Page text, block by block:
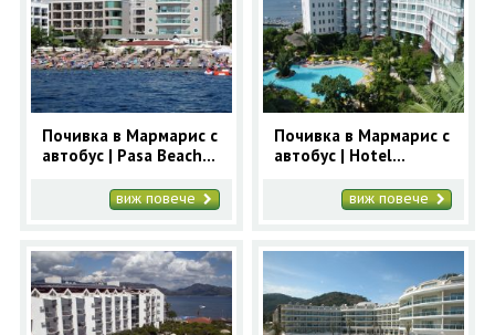
Почивка в Мармарис с
автобус | Pasa Beach
Мармарисвиж повече
Почивка в Мармарис с
автобус | Hotel
записвания Мармарис
виж повече